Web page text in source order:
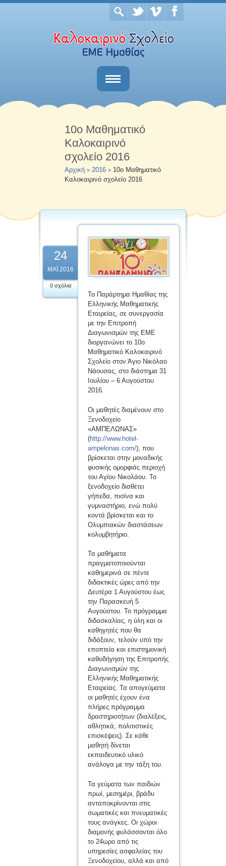
Αρχική
Νέα & Ανακοινώσεις
Επικοινωνία
10ο Μαθηματικό
Καλοκαιρινό
σχολείο 2016
Αρχική > 2016 > 10ο Μαθηματικό
Καλοκαιρινό σχολείο 2016
24
ΜΆΙ.2016
0 σχόλια
Το Παράρτημα Ημαθίας της
Ελληνικής Μαθηματικής
Εταιρείας, σε συνεργασία
με την Επιτροπή
Διαγωνισμών της ΕΜΕ
διοργανώνει το 10ο
Μαθηματικό Καλοκαιρινό
Σχολείο στον Άγιο Νικόλαο
Νάουσας, στο διάστημα 31
Ιουλίου – 6 Αυγούστου
2016.
Οι μαθητές διαμένουν στο
Ξενοδοχείο
«ΑΜΠΕΛΩΝΑΣ»
(http://www.hotel-
ampelonas.com/), που
βρίσκεται στην μοναδικής
φυσικής ομορφιάς περιοχή
του Αγίου Νικολάου. Το
ξενοδοχείο διαθέτει
γήπεδα, πισίνα και
γυμναστήριο, ενώ πολύ
κοντά βρίσκεται και το
Ολυμπιακών διαστάσεων
κολυμβητήριο.
Τα μαθήματα
πραγματοποιούνται
καθημερινά σε πέντε
διδακτικές ώρες από την
Δευτέρα 1 Αυγούστου έως
την Παρασκευή 5
Αυγούστου. Το πρόγραμμα
διδασκαλίας, η ύλη και οι
καθηγητές που θα
διδάξουν, τελούν υπό την
εποπτεία και επιστημονική
καθοδήγηση της Επιτροπής
Διαγωνισμών της
Ελληνικής Μαθηματικής
Εταιρείας. Τα απογεύματα
οι μαθητές έχουν ένα
πλήρες πρόγραμμα
δραστηριοτήτων (διαλέξεις,
αθλητικά, πολιτιστικές
επισκέψεις). Σε κάθε
μαθητή δίνεται
εκπαιδευτικό υλικό
ανάλογα με την τάξη του.
Τα γεύματα των παιδιών
πρωί, μεσημέρι, βράδυ
ανταποκρίνονται στις
σωματικές και πνευματικές
τους ανάγκες. Οι χώροι
διαμονής φυλάσσονται όλο
το 24ωρο από τις
υπηρεσίες ασφαλείας του
Ξενοδοχείου, αλλά και από